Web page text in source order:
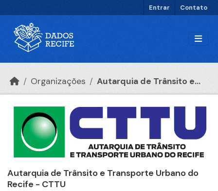
Entrar Contato
Organizações Autarquia de Trânsito e...
Autarquia de Trânsito e Transporte Urbano do
Recife - CTTU